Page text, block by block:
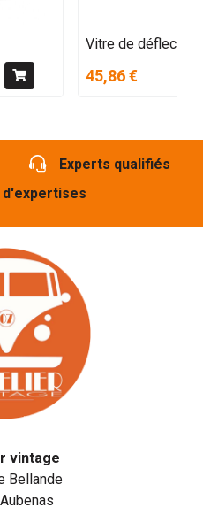
Vitre de
45,86 €
Experts qualifiés
d'expertises
vintage
Bellande